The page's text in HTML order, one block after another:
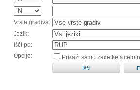
Vrsta gradiva:
Jezik:
Išči po:
Opcije:
Prikaži samo zadetke s